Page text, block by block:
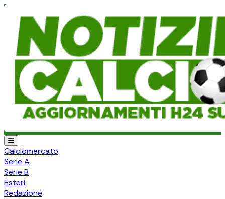
Calciomercato
Serie A
Serie B
Esteri
Redazione